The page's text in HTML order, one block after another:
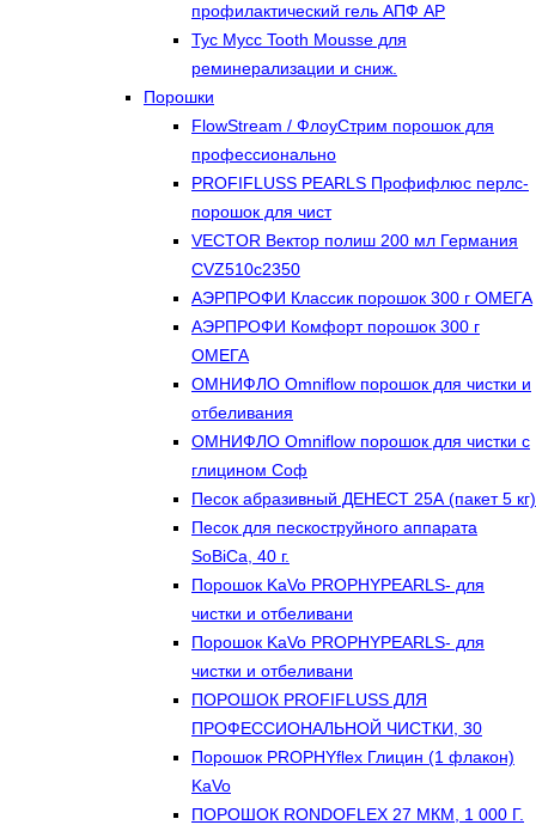
профилактический гель АПФ AP
Тус Мусс Tooth Mousse для
реминерализации и сниж.
Порошки
FlowStream / ФлоуСтрим порошок для
профессионально
PROFIFLUSS PEARLS Профифлюс перлс-
порошок для чист
VECTOR Вектор полиш 200 мл Германия
CVZ510с2350
АЭРПРОФИ Классик порошок 300 г ОМЕГА
АЭРПРОФИ Комфорт порошок 300 г
ОМЕГА
ОМНИФЛО Omniflow порошок для чистки и
отбеливания
ОМНИФЛО Omniflow порошок для чистки с
глицином Соф
Песок абразивный ДЕНЕСТ 25А (пакет 5 кг)
Песок для пескоструйного аппарата
SoBiCa, 40 г.
Порошок KaVo PROPHYPEARLS- для
чистки и отбеливани
Порошок KaVo PROPHYPEARLS- для
чистки и отбеливани
ПОРОШОК PROFIFLUSS ДЛЯ
ПРОФЕССИОНАЛЬНОЙ ЧИСТКИ, 30
Порошок PROPHYflex Глицин (1 флакон)
KaVo
ПОРОШОК RONDOFLEX 27 МКМ, 1 000 Г.